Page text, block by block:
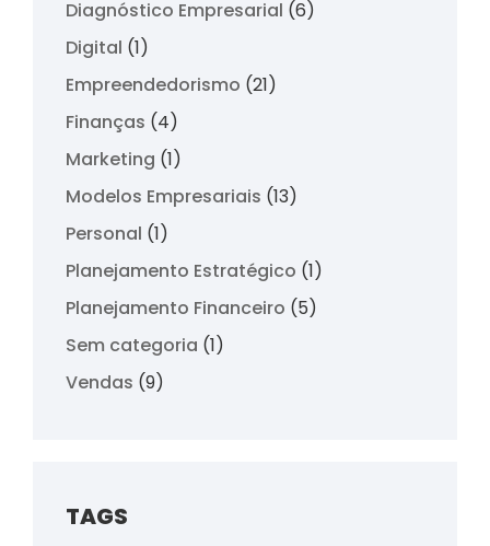
Diagnóstico Empresarial (6)
Digital (1)
Empreendedorismo (21)
Finanças (4)
Marketing (1)
Modelos Empresariais (13)
Personal (1)
Planejamento Estratégico (1)
Planejamento Financeiro (5)
Sem categoria (1)
Vendas (9)
TAGS